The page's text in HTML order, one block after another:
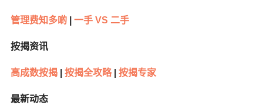
管理费知多啲| 一手 VS 二手
按揭资讯
高成数按揭| 按揭全攻略| 按揭专家
最新动态